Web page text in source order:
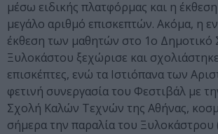
μέσω ειδικής πλατφόρμας και η
μεγάλο αριθμό επισκεπτών. Ακόμα, η
έκθεση των μαθητών στο 1ο Δημοτικό
Ξυλοκάστου ξεχώρισε και
επισκέπτες, ενώ τα Ιστιόπανα των
φετινή συνεργασία του Φεστιβάλ με
Σχολή Καλών Τεχνών της Αθήνας,
σήμερα την παραλία του Ξυλοκάστρου